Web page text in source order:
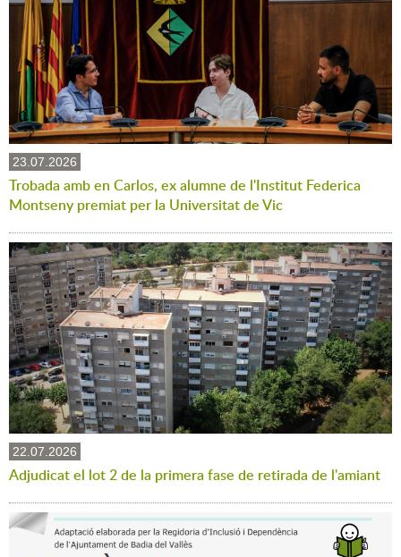
23.07.2026
Trobada amb en Carlos, ex alumne de l'Institut Federica
Montseny premiat per la Universitat de Vic
22.07.2026
Adjudicat el lot 2 de la primera fase de retirada de l'amiant